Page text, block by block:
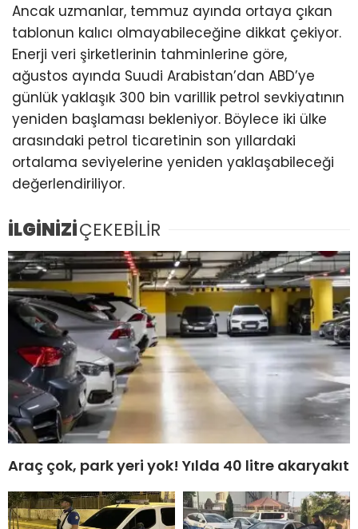
Ancak uzmanlar, temmuz ayında ortaya çıkan
tablonun kalıcı olmayabileceğine dikkat çekiyor.
Enerji veri şirketlerinin tahminlerine göre,
ağustos ayında Suudi Arabistan’dan ABD’ye
günlük yaklaşık 300 bin varillik petrol sevkiyatının
yeniden başlaması bekleniyor. Böylece iki ülke
arasındaki petrol ticaretinin son yıllardaki
ortalama seviyelerine yeniden yaklaşabileceği
değerlendiriliyor.
İLGİNİZİÇEKEBİLİR
Araç çok, park yeri yok! Yılda 40 litre akaryakıt